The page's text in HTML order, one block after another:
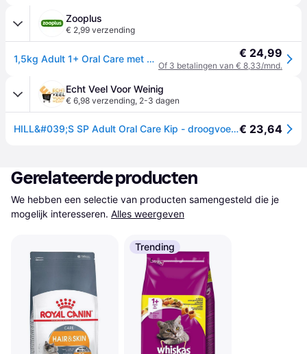
Zooplus
€ 2,99 verzending
1,5kg Adult 1+ Oral Care met Kip Hill's Science Plan Kattenvoer € 24,99
Of 3 betalingen van € 8,33/mnd.
Echt Veel Voor Weinig
€ 6,98 verzending, 2-3 dagen
HILL&#039;S SP Adult Oral Care Kip - droogvoer voor katten - 1,5kg€ 23,64
Gerelateerde producten
We hebben een selectie van producten samengesteld die je
mogelijk interesseren. Alles weergeven
Trending